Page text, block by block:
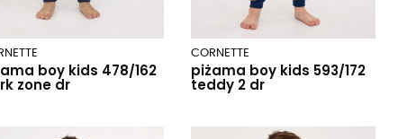
boy kids 478/162
zone dr
CORNETTE
piżama boy kids 593/172
teddy 2 dr